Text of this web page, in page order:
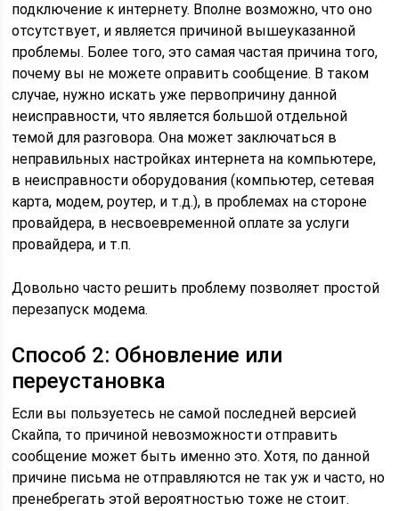
подключение к интернету. Вполне возможно, что оно
отсутствует, и является причиной вышеуказанной
проблемы. Более того, это самая частая причина того,
почему вы не можете оправить сообщение. В таком
случае, нужно искать уже первопричину данной
неисправности, что является большой отдельной
темой для разговора. Она может заключаться в
неправильных настройках интернета на компьютере,
в неисправности оборудования (компьютер, сетевая
карта, модем, роутер, и т.д.), в проблемах на стороне
провайдера, в несвоевременной оплате за услуги
провайдера, и т.п.
Довольно часто решить проблему позволяет простой
перезапуск модема.
Способ 2: Обновление или
переустановка
Если вы пользуетесь не самой последней версией
Скайпа, то причиной невозможности отправить
сообщение может быть именно это. Хотя, по данной
причине письма не отправляются не так уж и часто, но
пренебрегать этой вероятностью тоже не стоит.